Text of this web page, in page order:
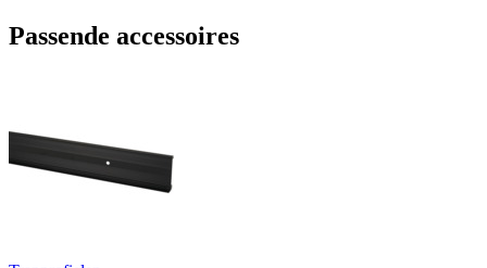
Passende accessoires